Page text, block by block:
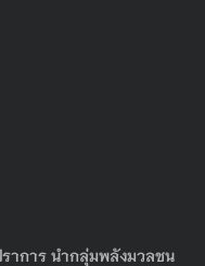
าการ นำกลุ่มพลังมวลชน